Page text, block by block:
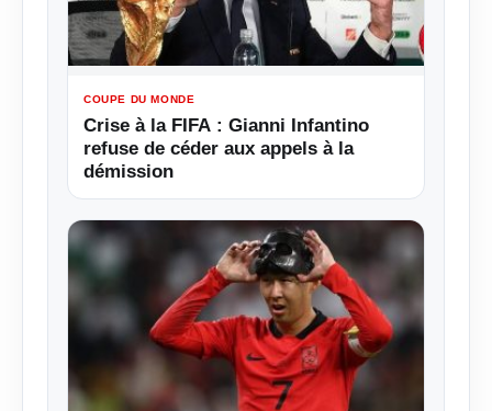
COUPE DU MONDE
Crise à la FIFA : Gianni Infantino
refuse de céder aux appels à la
démission